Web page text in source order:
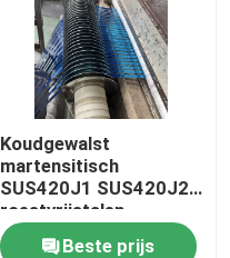
Koudgewalst
martensitisch
SUS420J1 SUS420J2
roestvrijstalen
spoelband 0,3-3 mm
Beste prijs